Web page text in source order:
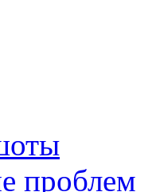
проблем